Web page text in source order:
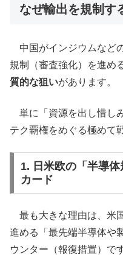
なぜ輸出を規制す
中国がインジウムなど
規制（審査強化）を進め
質的な狙いがあります。
単に「資源を出し惜し
テク覇権をめぐる極めて
1. 日米欧の「半導
カード
最も大きな理由は、米
進める「最先端半導体や
ウンター（報復措置）で